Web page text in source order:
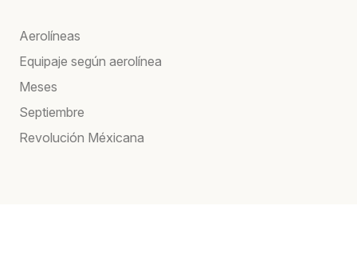
Aerolíneas
Equipaje según aerolínea
Meses
Septiembre
Revolución Méxicana